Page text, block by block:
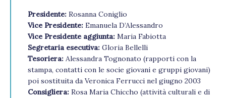
Presidente: Rosanna Coniglio
Vice Presidente: Emanuela D’Alessandro
Vice Presidente aggiunta: Maria Fabiotta
Segretaria esecutiva: Gloria Bellelli
Tesoriera: Alessandra Tognonato (rapporti con la
stampa, contatti con le socie giovani e gruppi giovani)
poi sostituita da Veronica Ferrucci nel giugno 2003
Consigliera: Rosa Maria Chiccho (attività culturali e di